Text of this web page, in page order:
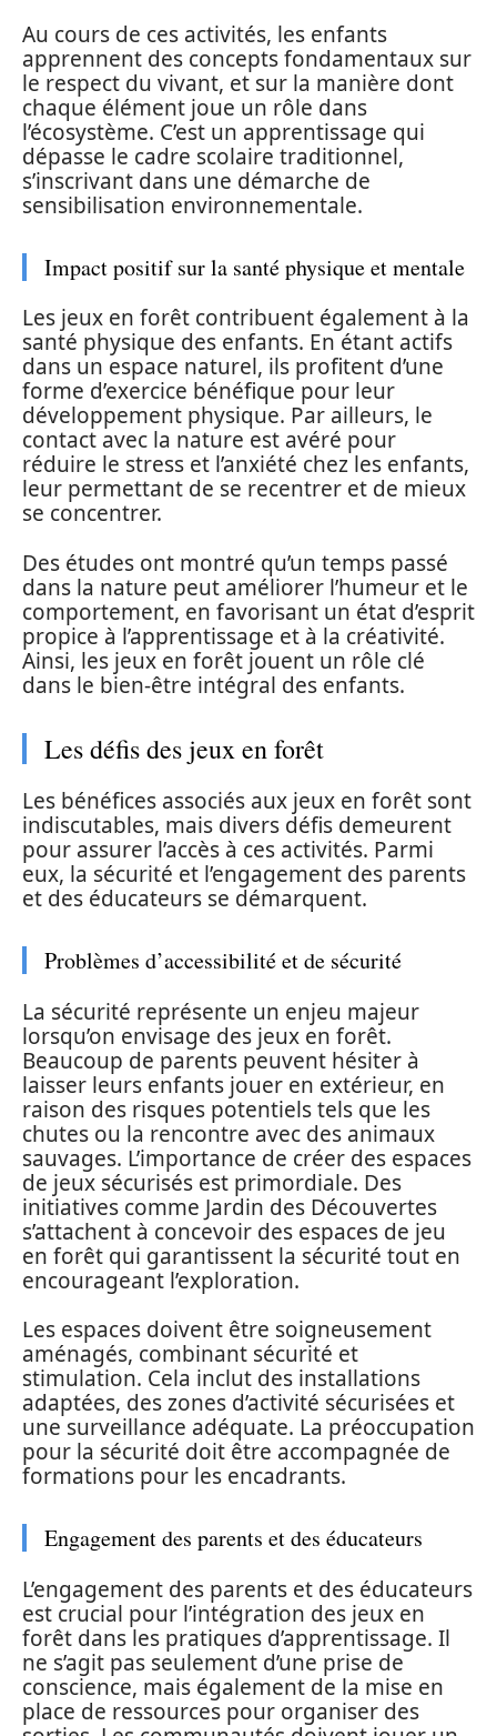
Au cours de ces activités, les enfants
apprennent des concepts fondamentaux sur
le respect du vivant, et sur la manière dont
chaque élément joue un rôle dans
l’écosystème. C’est un apprentissage qui
dépasse le cadre scolaire traditionnel,
s’inscrivant dans une démarche de
sensibilisation environnementale.
Impact positif sur la santé physique et mentale
Les jeux en forêt contribuent également à la
santé physique des enfants. En étant actifs
dans un espace naturel, ils profitent d’une
forme d’exercice bénéfique pour leur
développement physique. Par ailleurs, le
contact avec la nature est avéré pour
réduire le stress et l’anxiété chez les enfants,
leur permettant de se recentrer et de mieux
se concentrer.
Des études ont montré qu’un temps passé
dans la nature peut améliorer l’humeur et le
comportement, en favorisant un état d’esprit
propice à l’apprentissage et à la créativité.
Ainsi, les jeux en forêt jouent un rôle clé
dans le bien-être intégral des enfants.
Les défis des jeux en forêt
Les bénéfices associés aux jeux en forêt sont
indiscutables, mais divers défis demeurent
pour assurer l’accès à ces activités. Parmi
eux, la sécurité et l’engagement des parents
et des éducateurs se démarquent.
Problèmes d’accessibilité et de sécurité
La sécurité représente un enjeu majeur
lorsqu’on envisage des jeux en forêt.
Beaucoup de parents peuvent hésiter à
laisser leurs enfants jouer en extérieur, en
raison des risques potentiels tels que les
chutes ou la rencontre avec des animaux
sauvages. L’importance de créer des espaces
de jeux sécurisés est primordiale. Des
initiatives comme Jardin des Découvertes
s’attachent à concevoir des espaces de jeu
en forêt qui garantissent la sécurité tout en
encourageant l’exploration.
Les espaces doivent être soigneusement
aménagés, combinant sécurité et
stimulation. Cela inclut des installations
adaptées, des zones d’activité sécurisées et
une surveillance adéquate. La préoccupation
pour la sécurité doit être accompagnée de
formations pour les encadrants.
Engagement des parents et des éducateurs
L’engagement des parents et des éducateurs
est crucial pour l’intégration des jeux en
forêt dans les pratiques d’apprentissage. Il
ne s’agit pas seulement d’une prise de
conscience, mais également de la mise en
place de ressources pour organiser des